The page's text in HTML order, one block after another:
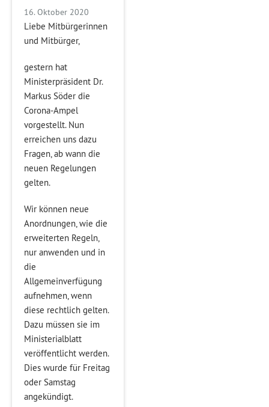
16. Oktober 2020
Liebe Mitbürgerinnen
und Mitbürger,
gestern hat
Ministerpräsident Dr.
Markus Söder die
Corona-Ampel
vorgestellt. Nun
erreichen uns dazu
Fragen, ab wann die
neuen Regelungen
gelten.
Wir können neue
Anordnungen, wie die
erweiterten Regeln,
nur anwenden und in
die
Allgemeinverfügung
aufnehmen, wenn
diese rechtlich gelten.
Dazu müssen sie im
Ministerialblatt
veröffentlicht werden.
Dies wurde für Freitag
oder Samstag
angekündigt.